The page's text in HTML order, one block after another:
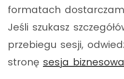
formatach
Jeśli szukasz
przebiegu sesji,
stronę sesja